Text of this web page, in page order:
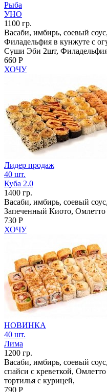
Рыба
УНО
1100 гр.
Васаби, имбирь, соевый
Филадельфия в кунжуте с
Суши Эби 2шт,
660 Р
ХОЧУ
Лидер продаж
40 шт.
Куба 2.0
1400 гр.
Васаби, имбирь, соевый
Запеченный Киото,
730 Р
ХОЧУ
НОВИНКА
40 шт.
Лима
1200 гр.
Васаби, имбирь, соевый
спайси с креветкой,
тортилья с курицей,
790 Р